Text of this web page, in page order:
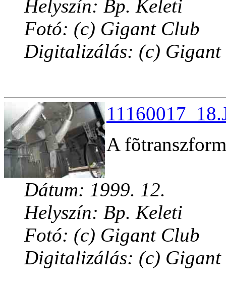
Helyszín: Bp. Keleti
Fotó: (c) Gigant Club
Digitalizálás: (c) Gigant
A
Dátum: 1999. 12.
Helyszín: Bp. Keleti
Fotó: (c) Gigant Club
Digitalizálás: (c) Gigant